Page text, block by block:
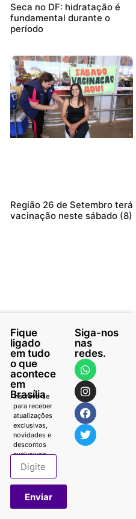
Seca no DF: hidratação é
fundamental durante o
período
Região 26 de Setembro terá
vacinação neste sábado (8)
Fique
ligado
em tudo
o que
acontece
em
Brasília
Inscreva-se
para receber
atualizações
exclusivas,
novidades e
descontos
exclusivos.
Enviar
Siga-nos
nas
redes.